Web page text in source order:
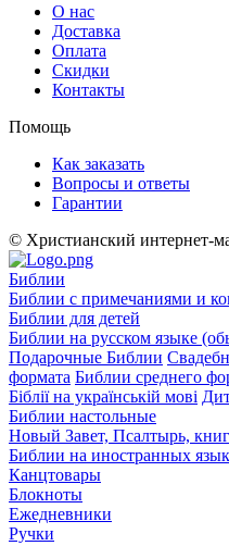
О нас
Доставка
Оплата
Скидки
Контакты
Помощь
Как заказать
Вопросы и ответы
Гарантии
© Христианский интернет-
Библии
Библии с примечаниями и
Библии для детей
Библии на русском языке
Подарочные Библии
формата Библии среднего
Біблії на українській мові
Библии настольные
Новый Завет, Псалтырь,
Библии на иностранных
Канцтовары
Блокноты
Ежедневники
Ручки